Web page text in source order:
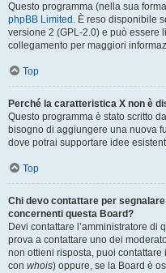
Questo programma (nella sua
phpBB Limited . È reso disponibile
versione 2 (GPL-2.0) e può essere
collegamento per maggiori
Top
Perché la caratteristica X non è
Questo programma è stato scritto
bisogno di aggiungere una nuova
dove potrai supportare idee
Top
Chi devo contattare per
concernenti questa Board?
Devi contattare l’amministratore di
prova a contattare uno dei
non ottieni risposta, puoi
con whois) oppure, se la Board è